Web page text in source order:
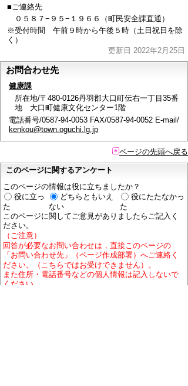
■ご連絡先
０５８７−９５−１９６６（町民安全課直通）
※受付時間 午前９時から午後５時（土日祝日を除
く）
更新日 2022年2月25日
お問合わせ先
健康課
所在地/〒480-0126丹羽郡大口町伝右一丁目35番
地 大口町健康文化センター1階
電話番号/0587-94-0053 FAX/0587-94-0052 E-mail/
kenkou@town.oguchi.lg.jp
ページの先頭へ戻る
このページに関するアンケート
このページの情報は役に立ちましたか？
役に立っ
た
どちらともいえ
ない
役にたたなかっ
た
このページに関してご意見がありましたらご記入く
ださい。
（ご注意）
回答が必要なお問い合わせは，直接このページの
「お問い合わせ先」（ページ作成部署）へご連絡く
ださい。（こちらではお受けできません）。
また住所・電話番号などの個人情報は記入しないで
ください。